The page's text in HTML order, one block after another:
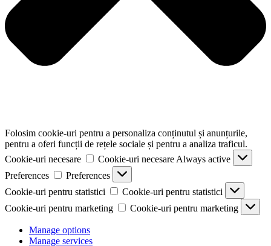
Folosim cookie-uri pentru a personaliza conținutul și anunțurile,
pentru a oferi funcții de rețele sociale și pentru a analiza traficul.
Cookie-uri necesare
Cookie-uri necesare Always active
Preferences
Preferences
Cookie-uri pentru statistici
Cookie-uri pentru statistici
Cookie-uri pentru marketing
Cookie-uri pentru marketing
Manage options
Manage services